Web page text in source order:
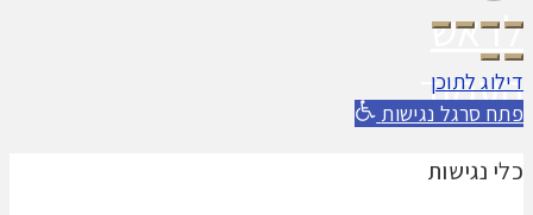
לראש
העמוד
דילוג לתוכן
פתח סרגל נגישות
כלי נגישות